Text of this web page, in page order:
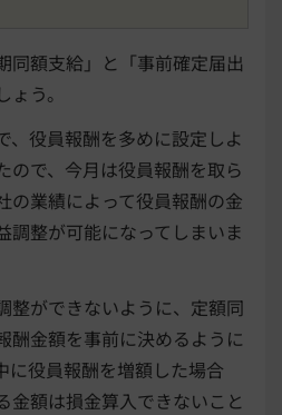
同額支給」と「事前確定届出
う。
、役員報酬を多めに設定しよ
ので、今月は役員報酬を取ら
の業績によって役員報酬の金
調整が可能になってしまいま
整ができないように、定額同
酬金額を事前に決めるように
に役員報酬を増額した場合
金額は損金算入できないこと